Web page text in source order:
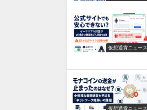
仮想通貨ニュース
仮想通貨ニュース